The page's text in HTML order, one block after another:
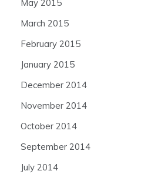
May 2015
March 2015
February 2015
January 2015
December 2014
November 2014
October 2014
September 2014
July 2014